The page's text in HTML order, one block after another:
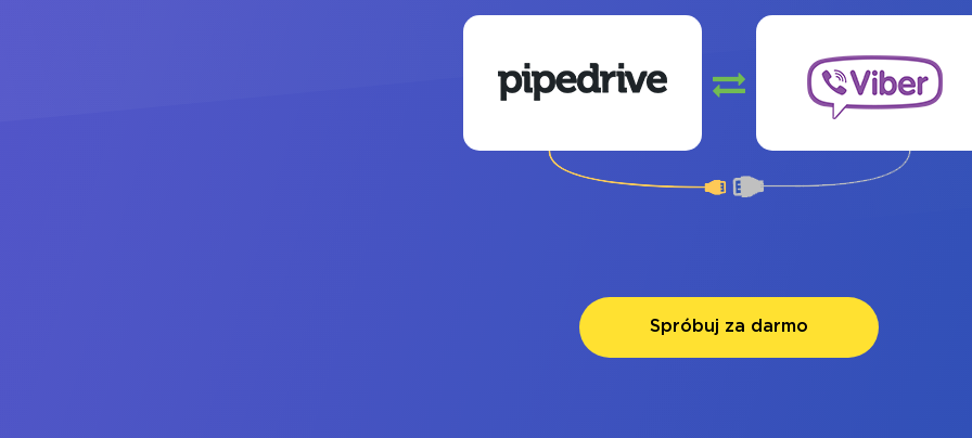
Spróbuj za darmo